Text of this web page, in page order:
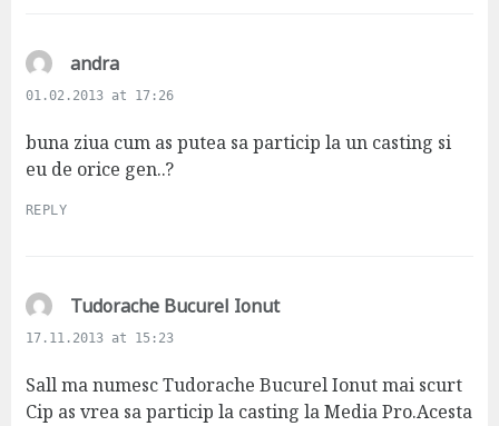
andras
a
s
:
01.02.2013 at 17:26
buna ziua cum as putea sa particip la un casting si
eu de orice gen..?
REPLY
Tudorache Bucurel Ionuts
s
:
17.11.2013 at 15:23
Sall ma numesc Tudorache Bucurel Ionut mai scurt
Cip as vrea sa particip la casting la Media Pro.Acesta